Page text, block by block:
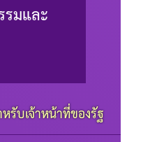
มและ
รับเจ้าหน้าที่ของรัฐ